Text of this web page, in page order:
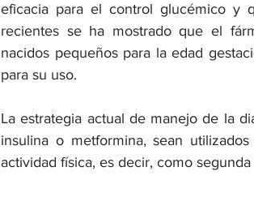
eficacia para el control glucémico y
recientes se ha mostrado que el
nacidos pequeños para la edad
para su uso.
La estrategia actual de manejo de la
insulina o metformina, sean
actividad física, es decir, como